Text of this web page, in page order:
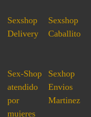
Sexshop
Delivery
Sexshop
Caballito
Sex-Shop
atendido
por
mujeres
Sexhop
Envios
Martinez